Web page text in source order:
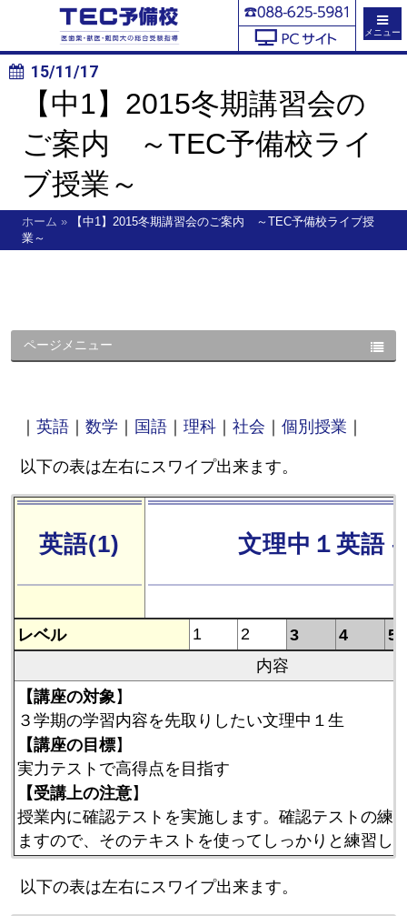
メニュー
15/11/17
【中1】2015冬期講習会の
ご案内 ～TEC予備校ライ
ブ授業～
ホーム »
【中1】2015冬期講習会のご案内 ～TEC予備校ライブ授
業～
ページメニュー
｜英語 ｜数学 国語 ｜理科 ｜社会 ｜個別授業
以下の表は左右にスワイプ出来ます。
英語(1) 文理中１英語
レベル 1 2 3 4 5
内容
【講座の対象】
３学期の学習内容を先取りしたい文理中１生
【講座の目標】
実力テストで高得点を目指す
【受講上の注意】
授業内に確認テストを実施します。確認テストの練
ますので、そのテキストを使ってしっかりと練習し
以下の表は左右にスワイプ出来ます。